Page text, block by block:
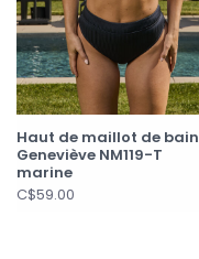
Haut de maillot de bain
Geneviève NM119-T
marine
C$59.00